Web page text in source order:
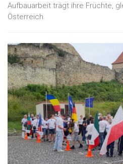
Aufbauarbeit trägt ihre Früchte,
Österreich.